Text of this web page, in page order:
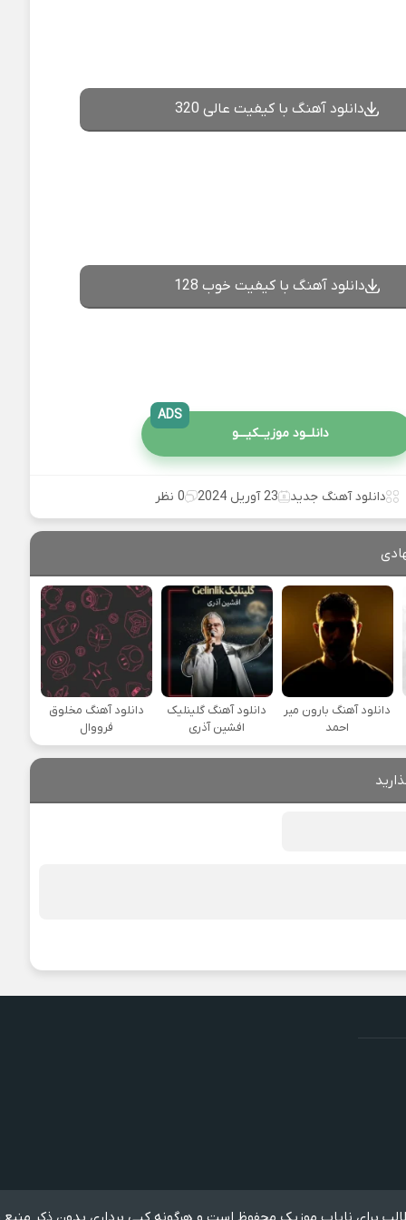
دانلود آهنگ با کیفیت عالی 320
دانلود آهنگ با کیفیت خوب 128
دانلــود موزیــکیـــو
ADS
دانلود آهنگ جدید 23 آوریل 2024 0 نظر
دانلود آهنگ بارون میر
احمد
دانلود آهنگ گلینلیک
افشین آذری
دانلود آهنگ مخلوق
فرووال